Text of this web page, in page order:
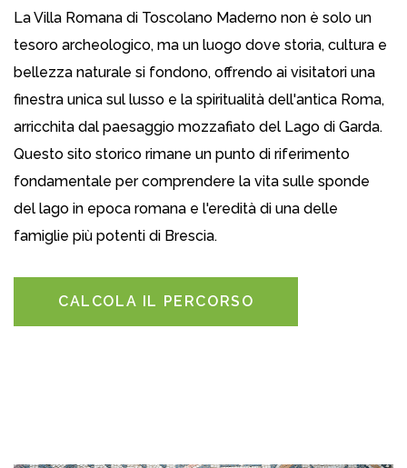
La Villa Romana di Toscolano Maderno non è solo un
tesoro archeologico, ma un luogo dove storia, cultura e
bellezza naturale si fondono, offrendo ai visitatori una
finestra unica sul lusso e la spiritualità dell'antica Roma,
arricchita dal paesaggio mozzafiato del Lago di Garda.
Questo sito storico rimane un punto di riferimento
fondamentale per comprendere la vita sulle sponde
del lago in epoca romana e l'eredità di una delle
famiglie più potenti di Brescia.
CALCOLA IL PERCORSO